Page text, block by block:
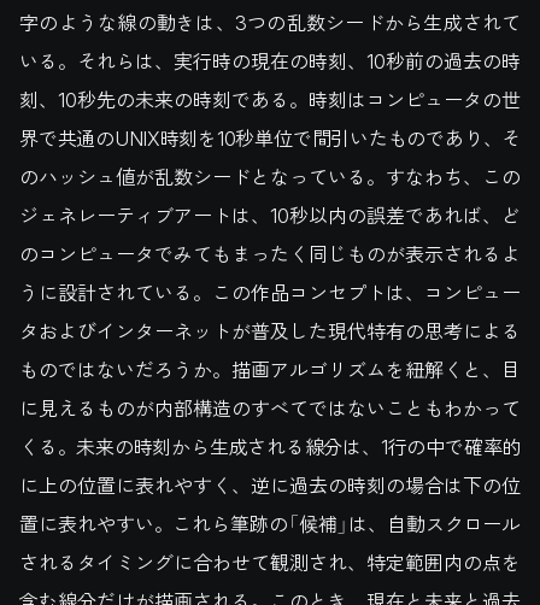
字のような線の動きは、3つの乱数シードから生成されて
いる。それらは、実行時の現在の時刻、10秒前の過去の時
刻、10秒先の未来の時刻である。時刻はコンピュータの世
界で共通のUNIX時刻を10秒単位で間引いたものであり、そ
のハッシュ値が乱数シードとなっている。すなわち、この
ジェネレーティブアートは、10秒以内の誤差であれば、ど
のコンピュータでみてもまったく同じものが表示されるよ
うに設計されている。この作品コンセプトは、コンピュー
タおよびインターネットが普及した現代特有の思考による
ものではないだろうか。描画アルゴリズムを紐解くと、目
に見えるものが内部構造のすべてではないこともわかって
くる。未来の時刻から生成される線分は、1行の中で確率的
に上の位置に表れやすく、逆に過去の時刻の場合は下の位
置に表れやすい。これら筆跡の「候補」は、自動スクロール
されるタイミングに合わせて観測され、特定範囲内の点を